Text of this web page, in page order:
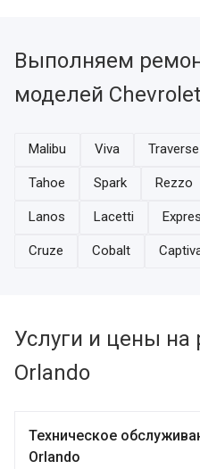
Выполняем
моделей Chevrolet
Malibu Viva Traverse
Tahoe Spark Rezzo
Lanos Lacetti
Cruze Cobalt
Услуги и цены на
Orlando
Техническое
Orlando